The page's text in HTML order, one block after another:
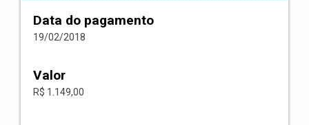
Data do pagamento
19/02/2018
Valor
R$ 1.149,00